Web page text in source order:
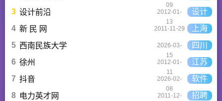
09
3 设计前沿
2012-01-
13
设计
4 新 民 网 2011-11-29
上海
5 西南民族大学
2026-03-
15
四川
6 徐州
2012-01-
11
江苏
7 抖音
2026-02-
08
软件
8 电力英才网
2011-12-
招聘